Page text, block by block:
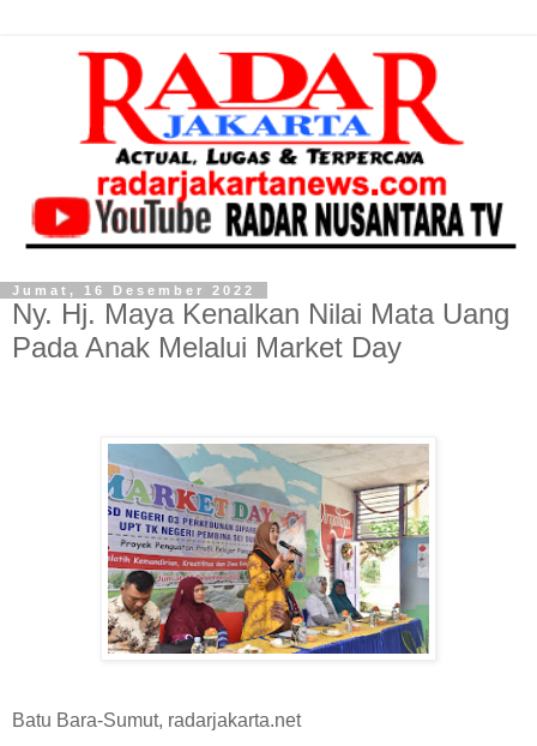
Jumat, 16 Desember 2022
Ny. Hj. Maya Kenalkan Nilai Mata Uang
Pada Anak Melalui Market Day
Batu Bara-Sumut, radarjakarta.net